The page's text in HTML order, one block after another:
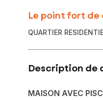
Le point fort
QUARTIER
Description de
MAISON AVEC